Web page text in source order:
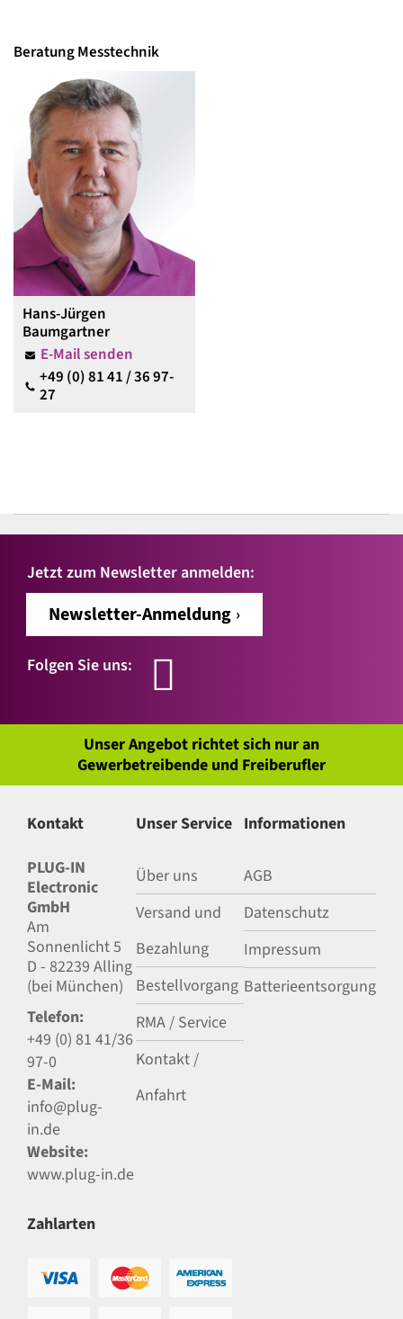
Beratung Messtechnik
Hans-Jürgen
Baumgartner
E-Mail senden
+49 (0) 81 41 / 36 97-
27
Jetzt zum Newsletter anmelden:
Newsletter-Anmeldung
Folgen Sie uns:
Unser Angebot richtet sich nur an
Gewerbetreibende und Freiberufler
Kontakt
PLUG-IN
Electronic
GmbH
Am
Sonnenlicht 5
D - 82239 Alling
(bei München)
Telefon:
+49 (0) 81 41/36
97-0
E-Mail:
info@plug-
in.de
Website:
www.plug-in.de
Unser Service
Über uns
Versand und
Bezahlung
Bestellvorgang
RMA / Service
Kontakt /
Anfahrt
Informationen
AGB
Datenschutz
Impressum
Batterieentsorgung
Zahlarten